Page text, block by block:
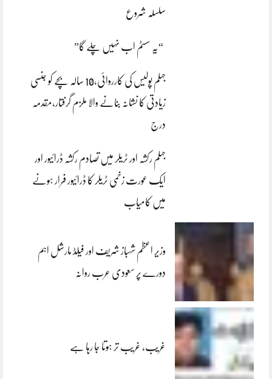
سلسلہ شروع
“یہ سسٹم اب نہیں چلے گا”
جہلم پولیس کی کارروائی،10 سالہ بچے کو جنسی
زیادتی کا نشانہ بنانے والا ملزم گرفتار،مقدمہ
درج
جہلم رکشہ اور ٹریلر میں تصادم رکشہ ڈرائیور اور
ایک عورت زخمی ٹریلر کا ڈرائیور فرار ہونے
میں کامیاب
وزیر اعظم شہباز شریف اور فیلڈ مارشل اہم
دورے پر سعودی عرب روانہ
غریب، غریب تر ہوتا جا رہا ہے